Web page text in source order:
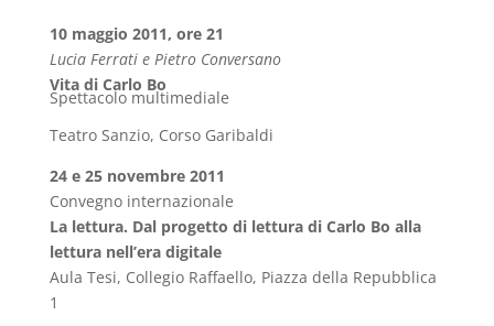
10 maggio 2011, ore 21
Lucia Ferrati e Pietro Conversano
Vita di Carlo Bo
Spettacolo multimediale
Teatro Sanzio, Corso Garibaldi
24 e 25 novembre 2011
Convegno internazionale
La lettura. Dal progetto di lettura di Carlo Bo alla
lettura nell’era digitale
Aula Tesi, Collegio Raffaello, Piazza della Repubblica
1